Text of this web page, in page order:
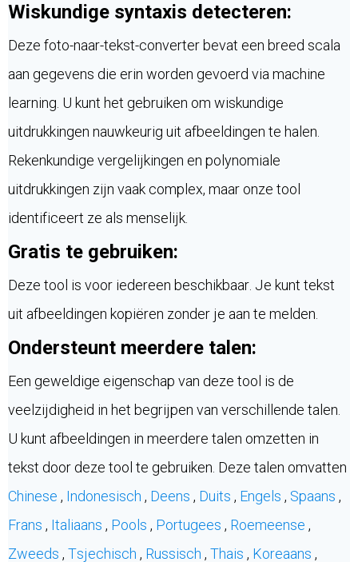
Wiskundige syntaxis detecteren:
Deze foto-naar-tekst-converter bevat een breed scala
aan gegevens die erin worden gevoerd via machine
learning. U kunt het gebruiken om wiskundige
uitdrukkingen nauwkeurig uit afbeeldingen te halen.
Rekenkundige vergelijkingen en polynomiale
uitdrukkingen zijn vaak complex, maar onze tool
identificeert ze als menselijk.
Gratis te gebruiken:
Deze tool is voor iedereen beschikbaar. Je kunt tekst
uit afbeeldingen kopiëren zonder je aan te melden.
Ondersteunt meerdere talen:
Een geweldige eigenschap van deze tool is de
veelzijdigheid in het begrijpen van verschillende talen.
U kunt afbeeldingen in meerdere talen omzetten in
tekst door deze tool te gebruiken. Deze talen omvatten
Chinese , Indonesisch , Deens , Duits , Engels , Spaans ,
Frans , Italiaans , Pools , Portugees , Roemeense ,
Zweeds , Tsjechisch , Russisch , Thais , Koreaans ,